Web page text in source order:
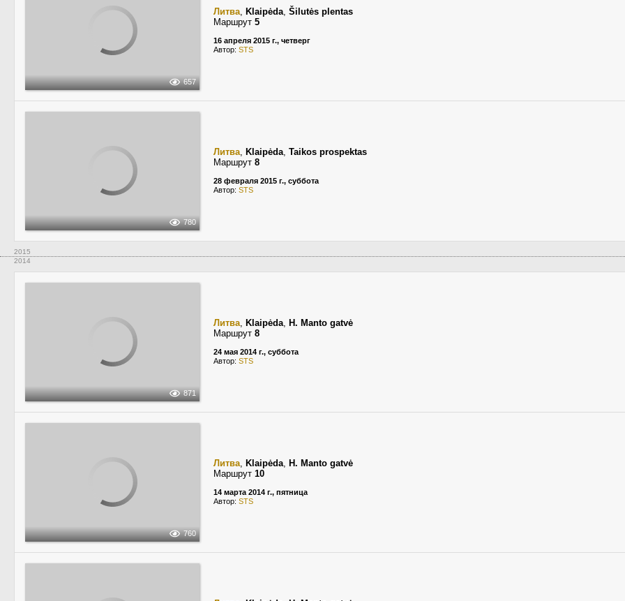
657
Литва, Klaipėda, Šilutės plentas
Маршрут 5
16 апреля 2015 г., четверг
Автор: STS
780
Литва, Klaipėda, Taikos prospektas
Маршрут 8
28 февраля 2015 г., суббота
Автор: STS
2015
2014
871
Литва, Klaipėda, H. Manto gatvė
Маршрут 8
24 мая 2014 г., суббота
Автор: STS
760
Литва, Klaipėda, H. Manto gatvė
Маршрут 10
14 марта 2014 г., пятница
Автор: STS